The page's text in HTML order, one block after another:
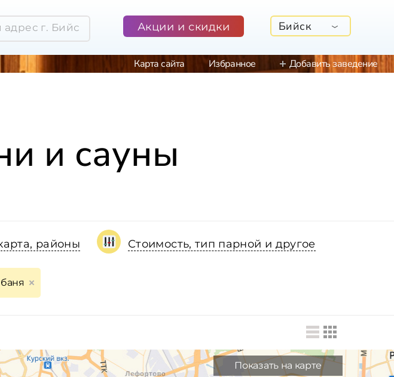
Акции и скидки Бийск
Карта сайта Избранное Добавить заведение
и сауны
районы Стоимость, тип парной и другое
Показать на карте